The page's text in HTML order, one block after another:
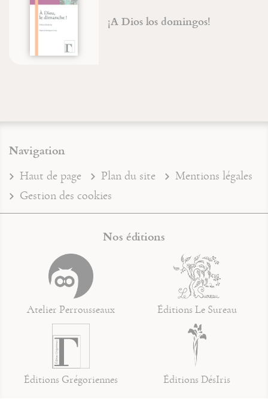
¡A Dios los domingos!
Navigation
Haut de page Plan du site
Mentions légales
Gestion des cookies
Nos éditions
Atelier Perrousseaux Éditions Le Sureau
Éditions Grégoriennes Éditions DésIris